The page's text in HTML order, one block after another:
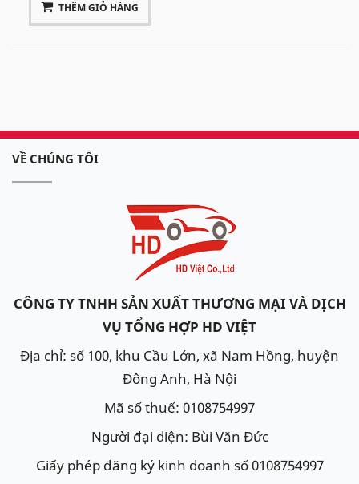
THÊM GIỎ HÀNG
VỀ CHÚNG TÔI
CÔNG TY TNHH SẢN XUẤT THƯƠNG MẠI VÀ DỊCH
VỤ TỔNG HỢP HD VIỆT
Địa chỉ: số 100, khu Cầu Lớn, xã Nam Hồng, huyện
Đông Anh, Hà Nội
Mã số thuế: 0108754997
Người đại diện: Bùi Văn Đức
Giấy phép đăng ký kinh doanh số 0108754997